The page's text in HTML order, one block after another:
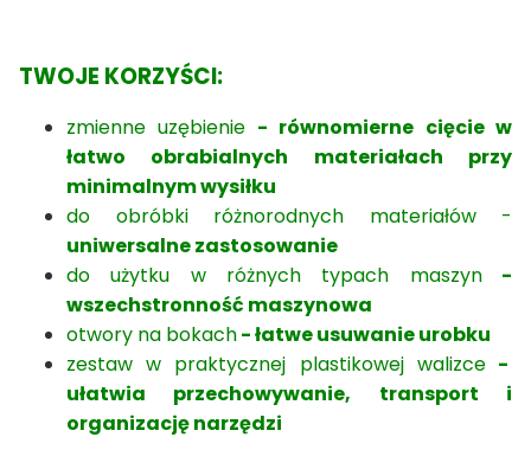
TWOJE KORZYŚCI:
zmienne uzębienie - równomierne cięcie w
łatwo obrabialnych materiałach przy
minimalnym wysiłku
do obróbki różnorodnych materiałów -
uniwersalne zastosowanie
do użytku w różnych typach maszyn-
wszechstronność maszynowa
otwory na bokach- łatwe usuwanie urobku
zestaw w praktycznej plastikowej walizce-
ułatwia przechowywanie, transport i
organizację narzędzi